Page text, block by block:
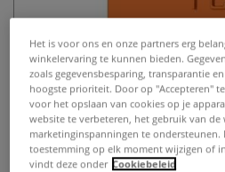
Het is voor ons en onze partners erg
winkelervaring te kunnen bieden.
zoals gegevensbesparing, transparantie
hoogste prioriteit. Door op "Accepteren"
voor het opslaan van cookies op je
website te verbeteren, het gebruik van de
marketinginspanningen te
toestemming op elk moment wijzigen of
vindt deze onder Cookiebeleid